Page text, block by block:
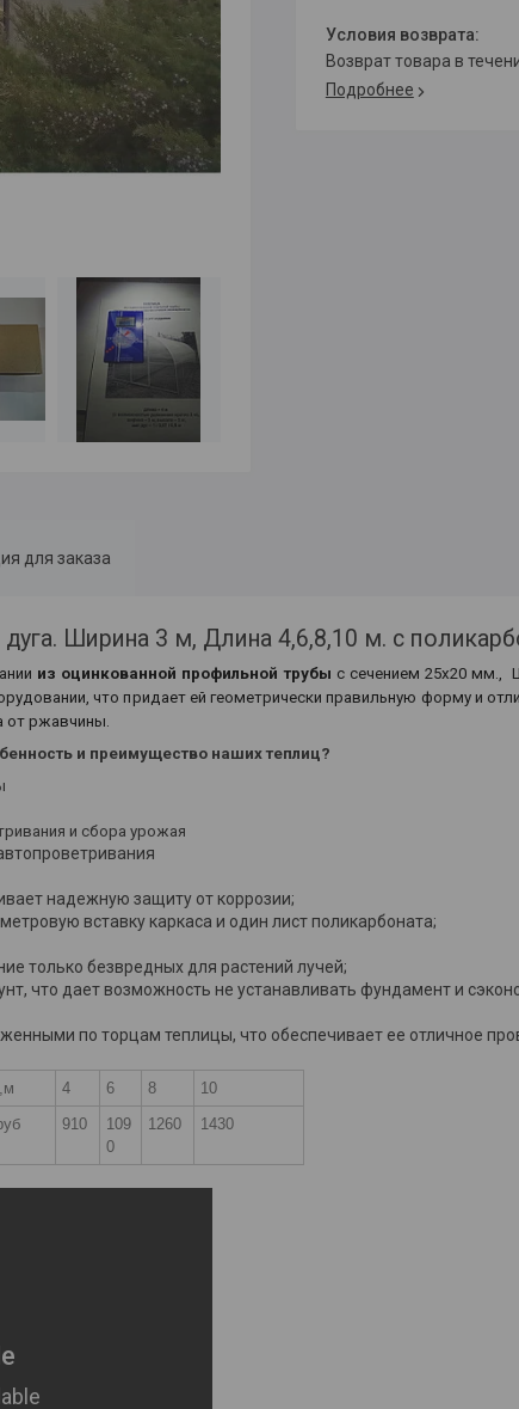
возврат товара в
Подробнее
для заказа
Ширина 3 м, Длина 4,6,8,10 м. с
из оцинкованной профильной трубы с сечением 25х20 мм.,
что придает ей геометрически правильную форму и
от ржавчины.
и преимущество наших теплиц?
и сбора урожая
надежную защиту от коррозии;
вставку каркаса и один лист поликарбоната;
только безвредных для растений лучей;
что дает возможность не устанавливать фундамент и
по торцам теплицы, что обеспечивает ее отличное
4 6 8
10
910
109
0
1260 1430